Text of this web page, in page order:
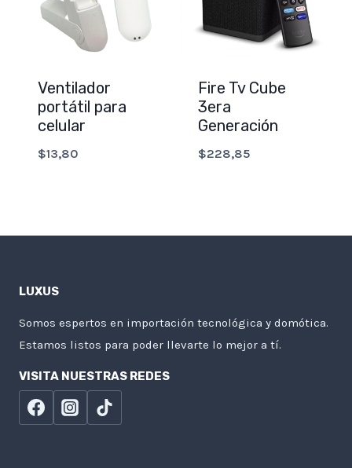
Ventilador
portátil para
celular
$13,80
Fire Tv Cube
3era
Generación
$228,85
LUXUS
Somos espertos en importación tecnológica y domótica.
Estamos listos para poder llevarte lo mejor a tí.
VISITA NUESTRAS REDES